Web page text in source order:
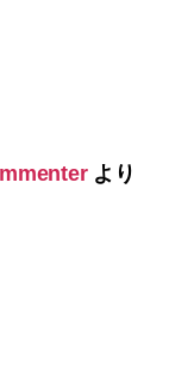
より